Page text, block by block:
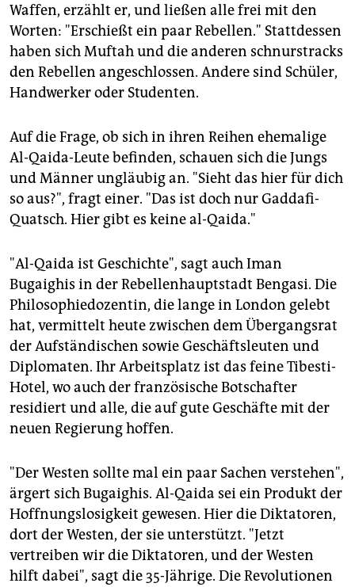
Waffen, erzählt er, und ließen alle frei mit den
Worten: "Erschießt ein paar Rebellen." Stattdessen
haben sich Muftah und die anderen schnurstracks
den Rebellen angeschlossen. Andere sind Schüler,
Handwerker oder Studenten.
Auf die Frage, ob sich in ihren Reihen ehemalige
Al-Qaida-Leute befinden, schauen sich die Jungs
und Männer ungläubig an. "Sieht das hier für dich
so aus?", fragt einer. "Das ist doch nur Gaddafi-
Quatsch. Hier gibt es keine al-Qaida."
"Al-Qaida ist Geschichte", sagt auch Iman
Bugaighis in der Rebellenhauptstadt Bengasi. Die
Philosophiedozentin, die lange in London gelebt
hat, vermittelt heute zwischen dem Übergangsrat
der Aufständischen sowie Geschäftsleuten und
Diplomaten. Ihr Arbeitsplatz ist das feine Tibesti-
Hotel, wo auch der französische Botschafter
residiert und alle, die auf gute Geschäfte mit der
neuen Regierung hoffen.
"Der Westen sollte mal ein paar Sachen verstehen",
ärgert sich Bugaighis. Al-Qaida sei ein Produkt der
Hoffnungslosigkeit gewesen. Hier die Diktatoren,
dort der Westen, der sie unterstützt. "Jetzt
vertreiben wir die Diktatoren, und der Westen
hilft dabei", sagt die 35-Jährige. Die Revolutionen